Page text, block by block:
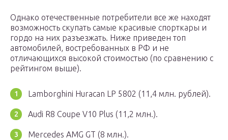
Однако отечественные потребители все же находят
возможность скупать самые красивые спорткары и
гордо на них разъезжать. Ниже приведен топ
автомобилей, востребованных в РФ и не
отличающихся высокой стоимостью (по сравнению с
рейтингом выше).
Lamborghini Huracan LP 5802 (11,4 млн. рублей).
Audi R8 Coupe V10 Plus (11,2 млн.).
Mercedes AMG GT (8 млн.).